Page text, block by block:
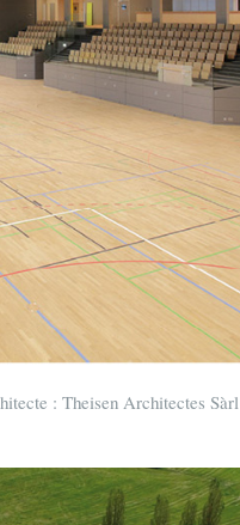
: Theisen Architectes Sàrl